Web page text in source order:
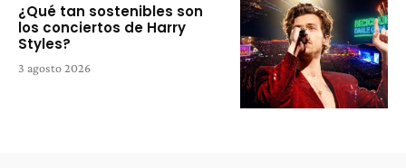
¿Qué tan sostenibles son
los conciertos de Harry
Styles?
3 agosto 2026